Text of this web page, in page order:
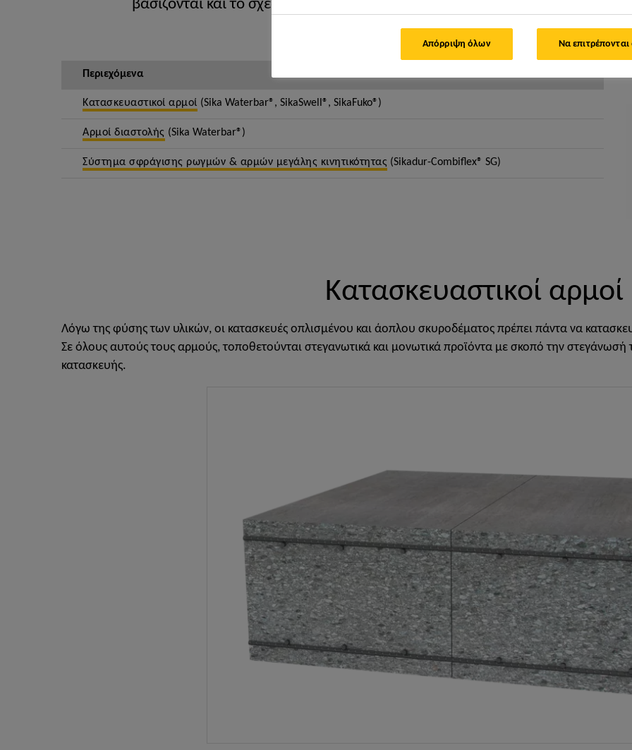
βασίζονται και το σχεδιασμό τους.
Περιεχόμενα
Κατασκευαστικοί αρμοί (Sika Waterbar®, SikaSwell®, SikaFuko®)
Αρμοί διαστολής (Sika Waterbar®)
Σύστημα σφράγισης ρωγμών & αρμών μεγάλης κινητικότητας (Sikadur-Combiflex® SG)
Κατασκευαστικοί αρμοί
Λόγω της φύσης των υλικών, οι κατασκευές οπλισμένου και άοπλου σκυροδέματος πρέπει πάντα να
Σε όλους αυτούς τους αρμούς, τοποθετούνται στεγανωτικά και μονωτικά προϊόντα με σκοπό την στεγάνωσή
κατασκευής.
Απόρριψη όλων Να